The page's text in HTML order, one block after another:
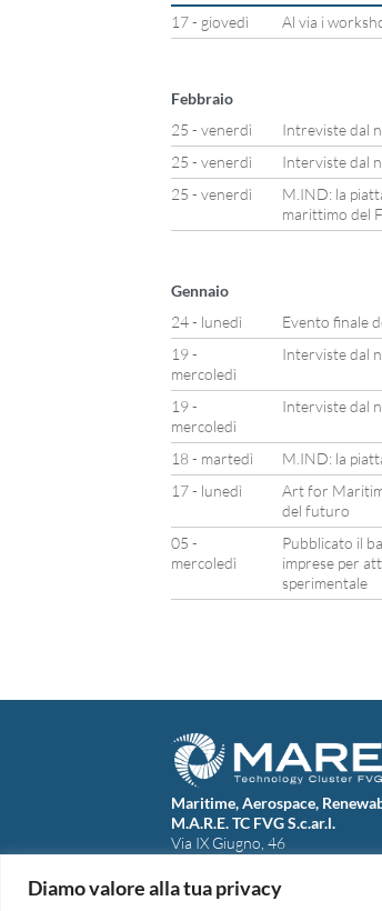
Diamo valore alla tua privacy
17 - giovedì
Al via i
Febbraio
25 - venerdì
Intreviste dal
25 - venerdì
Interviste dal
25 - venerdì
M.IND: la
marittimo del
Gennaio
24 - lunedì
Evento finale
19 -
mercoledì
Interviste dal
19 -
mercoledì
Interviste dal
18 - martedì
M.IND: la
17 - lunedì
Art for
del futuro
05 -
mercoledì
Pubblicato il
imprese per
sperimentale
Maritime, Aerospace,
M.A.R.E. TC FVG S.c.ar.l.
Via IX Giugno, 46
tel. +39 0481 723440
Codice Fiscale e Partita Iva: